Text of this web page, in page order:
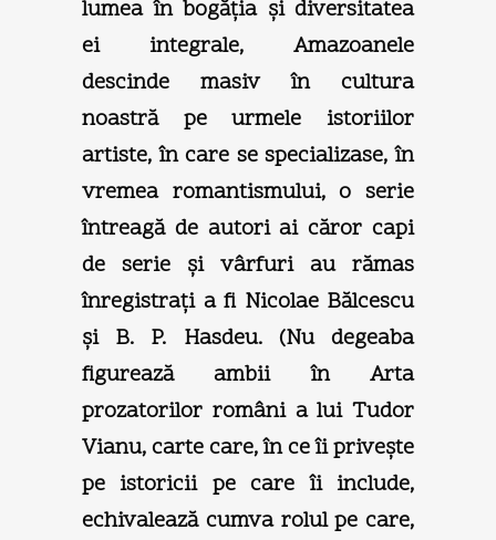
lumea în bogăţia şi diversitatea
ei integrale, Amazoanele
descinde masiv în cultura
noastră pe urmele istoriilor
artiste, în care se specializase, în
vremea romantismului, o serie
întreagă de autori ai căror capi
de serie şi vârfuri au rămas
înregistraţi a fi Nicolae Bălcescu
şi B. P. Hasdeu. (Nu degeaba
figurează ambii în Arta
prozatorilor români a lui Tudor
Vianu, carte care, în ce îi priveşte
pe istoricii pe care îi include,
echivalează cumva rolul pe care,